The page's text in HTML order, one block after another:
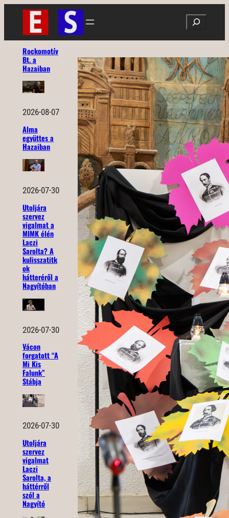
Ugrás
tartalomhoz
Search
Rockomotív
Bt. a
Hazaiban
2026-08-07
Alma
együttes a
Hazaiban
2026-07-30
Utoljára
szervez
vigalmat a
MIMK élén
Laczi
Sarolta? A
kulisszatitk
ok
hátteréről a
Nagyítóban
2026-07-30
Vácon
forgatott “A
Mi Kis
Falunk”
Stábja
2026-07-30
Utoljára
szervez
vigalmat
Laczi
Sarolta, a
háttérről
szól a
Nagyító